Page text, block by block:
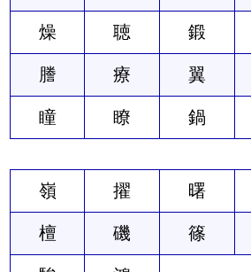
燥 聴 鍛
謄 療 翼
瞳 瞭 鍋
嶺 擢 曙
檀 磯 篠